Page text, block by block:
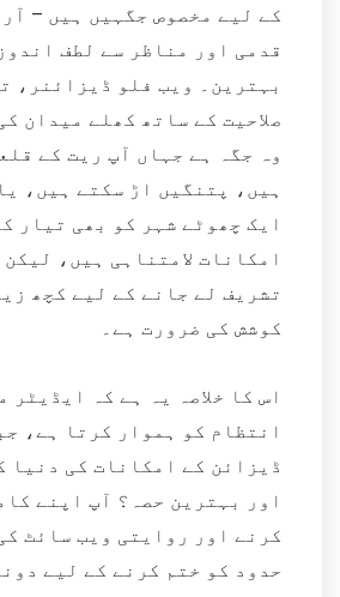
کے لیے مخصوص جگہیں ہیں –
قدمی اور مناظر سے لطف
بہترین۔ ویب فلو ڈیزائنر،
صلاحیت کے ساتھ کھلے میدان
وہ جگہ ہے جہاں آپ ریت کے
ہیں، پتنگیں اڑ سکتے ہیں،
ایک چھوٹے شہر کو بھی تیار
امکانات لامتناہی ہیں،
تشریف لے جانے کے لیے کچھ
کوشش کی ضرورت ہے۔
اس کا خلاصہ یہ ہے کہ ایڈیٹر
انتظام کو ہموار کرتا ہے،
ڈیزائن کے امکانات کی دنیا
اور بہترین حصہ؟ آپ اپنے
کرنے اور روایتی ویب سائٹ
حدود کو ختم کرنے کے لیے